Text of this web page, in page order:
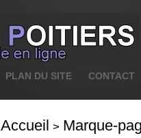
PLAN DU SITE CONTACT
Accueil > Marque-